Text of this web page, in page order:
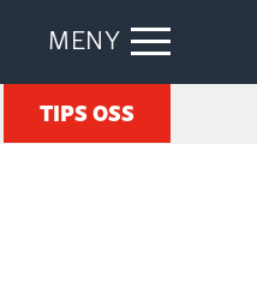
MENY
TIPS OSS